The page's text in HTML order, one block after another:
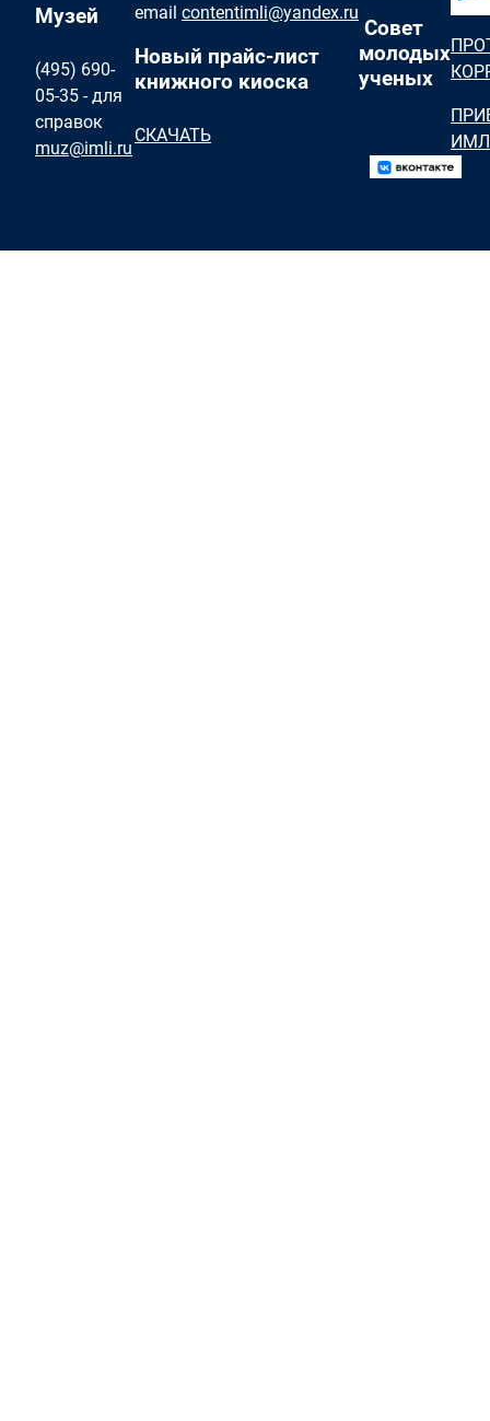
Музей
(495) 690-
05-35 - для
справок
muz@imli.ru
email contentimli@yandex.ru
Новый прайс-лист
книжного киоска
СКАЧАТЬ
Совет
молодых
ученых